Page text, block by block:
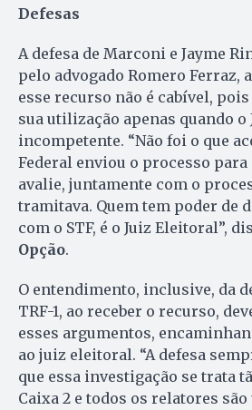
Defesas
A defesa de Marconi e Jayme
pelo advogado Romero Ferraz,
esse recurso não é cabível,
sua utilização apenas quando o
incompetente. “Não foi o que
Federal enviou o processo
avalie, juntamente com o
tramitava. Quem tem poder de
com o STF, é o Juiz Eleitoral”,
Opção.
O entendimento, inclusive, da
TRF-1, ao receber o recurso,
esses argumentos,
ao juiz eleitoral. “A defesa
que essa investigação se trata
Caixa 2 e todos os relatores